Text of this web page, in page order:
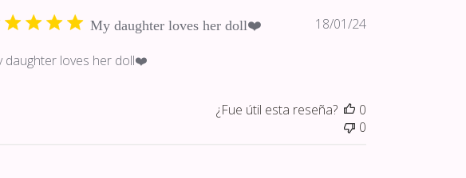
My daughter loves her doll❤️
daughter loves her doll❤️
Fecha
18/01/24
¿Fue útil esta reseña?
0
0